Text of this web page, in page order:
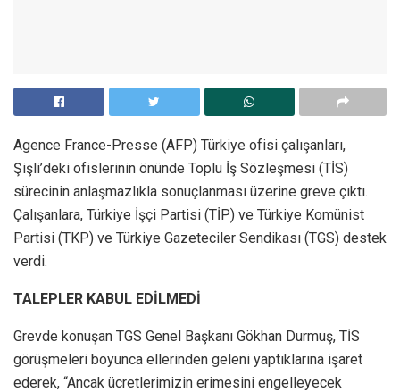
Agence France-Presse (AFP) Türkiye ofisi çalışanları,
Şişli’deki ofislerinin önünde Toplu İş Sözleşmesi (TİS)
sürecinin anlaşmazlıkla sonuçlanması üzerine greve çıktı.
Çalışanlara, Türkiye İşçi Partisi (TİP) ve Türkiye Komünist
Partisi (TKP) ve Türkiye Gazeteciler Sendikası (TGS) destek
verdi.
TALEPLER KABUL EDİLMEDİ
Grevde konuşan TGS Genel Başkanı Gökhan Durmuş, TİS
görüşmeleri boyunca ellerinden geleni yaptıklarına işaret
ederek, “Ancak ücretlerimizin erimesini engelleyecek